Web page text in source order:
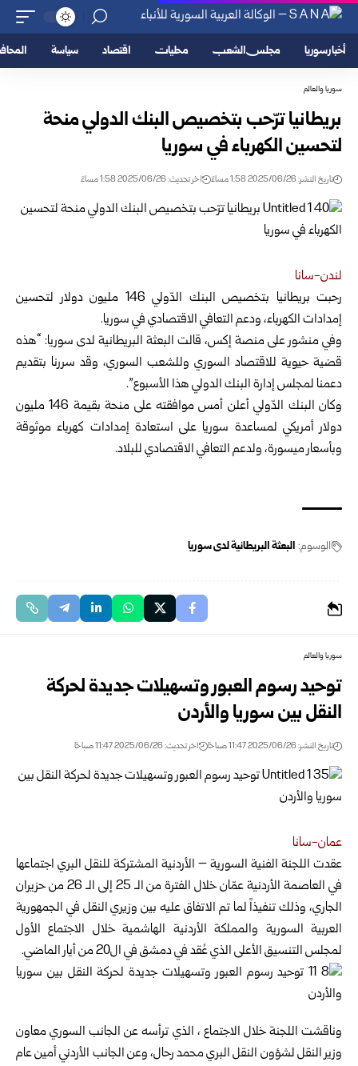
أخبار سوريا مجلس الشعب محليات اقتصاد سياسة
سوريا والعالم
بريطانيا ترّحب بتخصيص البنك الدولي منحة
لتحسين الكهرباء في سوريا
تاريخ النشر: 2025/06/26 1:58 مساءً اخر تحديث: 2025/06/26 1:58 مساءً
لندن-سانا
رحبت بريطانيا بتخصيص البنك الدّولي 146 مليون دولار لتحسين
إمدادات الكهرباء، ودعم التعافي الاقتصادي في سوريا.
وفي منشور على منصة إكس، قالت البعثة البريطانية لدى سوريا: “هذه
قضية حيوية للاقتصاد السوري وللشعب السوري، وقد سررنا بتقديم
دعمنا لمجلس إدارة البنك الدولي هذا الأسبوع”.
وكان البنك الدّولي أعلن أمس موافقته على منحة بقيمة 146 مليون
دولار أمريكي لمساعدة سوريا على استعادة إمدادات كهرباء موثوقة
وبأسعار ميسورة، ولدعم التعافي الاقتصادي للبلاد.
الوسوم: البعثة البريطانية لدى سوريا
سوريا والعالم
توحيد رسوم العبور وتسهيلات جديدة لحركة
النقل بين سوريا والأردن
تاريخ النشر: 2025/06/26 11:47 صباحًا اخر تحديث: 2025/06/26 11:47 صباحًا
عمان-سانا
عقدت اللجنة الفنية السورية – الأردنية المشتركة للنقل البري اجتماعها
في العاصمة
الأردنية عمّان خلال الفترة من الـ 25 إلى الـ 26 من حزيران
الجاري، وذلك تنفيذاً لما تم الاتفاق عليه بين وزيري النقل في الجمهورية
العربية السورية والمملكة الأردنية الهاشمية خلال الاجتماع الأول
لمجلس التنسيق الأعلى الذي عُقد في دمشق في ال20 من أيار الماضي.
وناقشت اللجنة خلال الاجتماع ، الذي ترأسه عن الجانب السوري معاون
وزير النقل لشؤون النقل البري محمد رحال، وعن الجانب الأردني أمين عام